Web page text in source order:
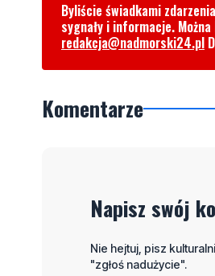
Byliście świadkami
sygnały i informacje.
redakcja@nadmorski24.pl
Komentarze
Napisz swój
Nie hejtuj, pisz
"zgłoś nadużycie".